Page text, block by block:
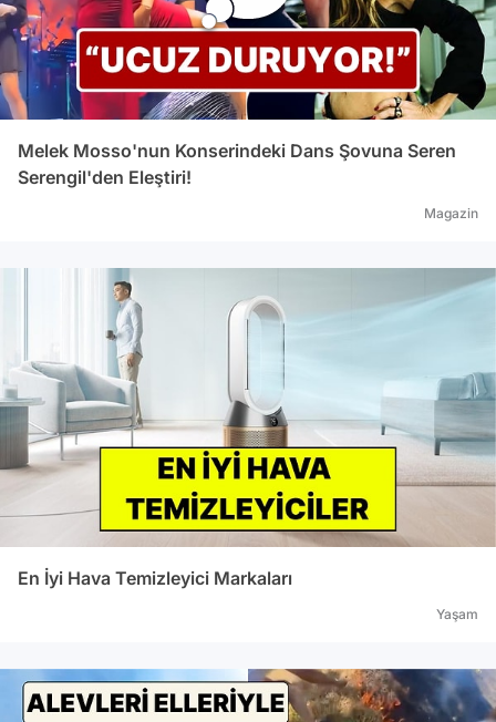
Melek Mosso'nun Konserindeki Dans Şovuna Seren
Serengil'den Eleştiri!
Magazin
En İyi Hava Temizleyici Markaları
Yaşam